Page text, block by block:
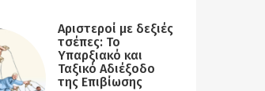
Αριστεροί με δεξιές
τσέπες: Το
Υπαρξιακό και
Ταξικό Αδιέξοδο
της Επιβίωσης